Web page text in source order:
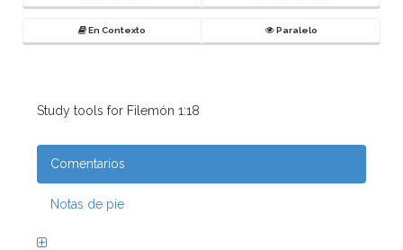
En Contexto Paralelo
Study tools for Filemón 1:18
Comentarios
Notas de pie